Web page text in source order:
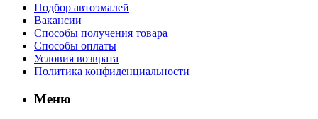
Подбор автоэмалей
Вакансии
Способы получения товара
Способы оплаты
Условия возврата
Политика конфиденциальности
Меню